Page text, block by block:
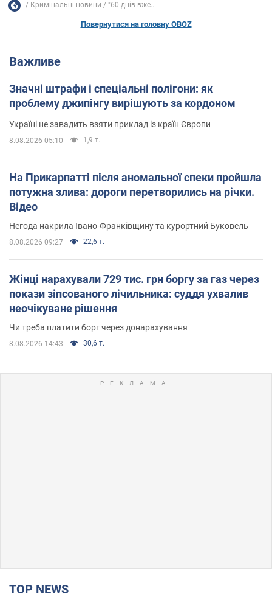
Кримінальні новини "60 днів вже...
Повернутися на головну OBOZ
Важливе
Значні штрафи і спеціальні полігони: як
проблему джипінгу вирішують за кордоном
Україні не завадить взяти приклад із країн Європи
8.08.2026 05:10 1,9 т.
На Прикарпатті після аномальної спеки пройшла
потужна злива: дороги перетворились на річки.
Відео
Негода накрила Івано-Франківщину та курортний Буковель
8.08.2026 09:27 22,6 т.
Жінці нарахували 729 тис. грн боргу за газ через
покази зіпсованого лічильника: суддя ухвалив
неочікуване рішення
Чи треба платити борг через донарахування
8.08.2026 14:43 30,6 т.
TOP NEWS